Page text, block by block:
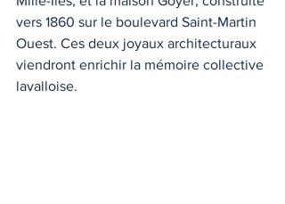
vers 1860 sur le boulevard Saint-Martin
Ouest. Ces deux joyaux architecturaux
viendront enrichir la mémoire collective
lavalloise.